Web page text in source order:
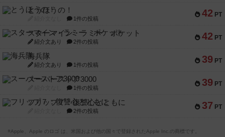
42 PT
とうほうの！
1件の投稿
42 PT
スターマイン・ラミー ポケット
紹介文あり 2件の投稿
39 PT
海兵隊
紹介文あり 1件の投稿
39 PT
スーパーストア3000
1件の投稿
37 PT
フリップ７：復讐心とともに
2件の投稿
※Apple、Apple のロゴ は、米国および他の国々で登録されたApple Inc.の商標です。